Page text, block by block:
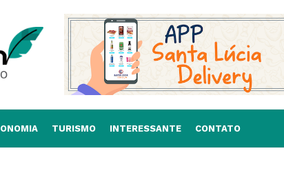
TURISMO INTERESSANTE CONTATO